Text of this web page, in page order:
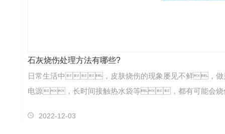
石灰烧伤处理方法有哪些?
日常生活中，皮肤烧伤的现象屡见不鲜，
电源，长时间接触热水袋等，都有可能会
2022-12-03